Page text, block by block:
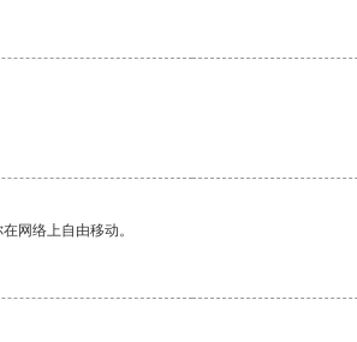
网络上自由移动。